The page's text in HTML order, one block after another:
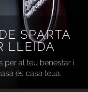
SPARTA
LLEIDA
per al teu benestar i
és casa teua.